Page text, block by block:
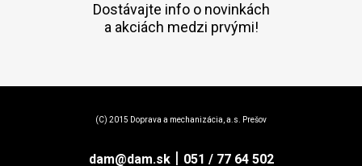
Dostávajte info o novinkách
a akciách medzi prvými!
(C) 2015 Doprava a mechanizácia, a.s. Prešov
dam@dam.sk| 051 / 77 64 502